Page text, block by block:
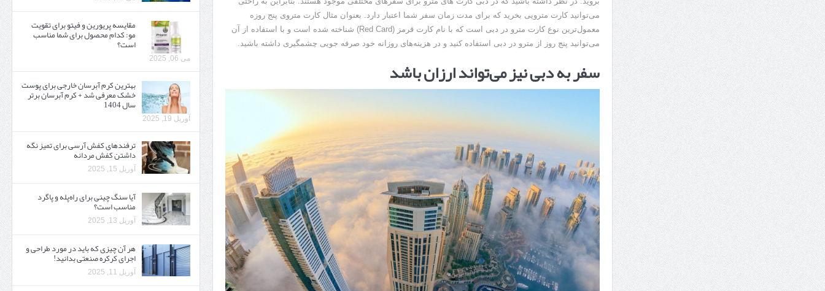
می‌توانید کارت مترویی بخرید که برای مدت زمان سفر شما اعتبار دارد. بعنوان مثال کارت متروی پنج روزه
معمول‌ترین نوع کارت مترو در دبی است که با نام کارت قرمز (Red Card) شناخته شده است و با استفاده از آن
می‌توانید پنج روز از مترو در دبی استفاده کنید و در هزینه‌های روزانه خود صرفه جویی چشمگیری داشته باشید.
سفر به دبی نیز می‌تواند ارزان باشد
مقایسه پریورین و فیتو برای تقویت
مو: کدام محصول برای شما مناسب
است؟
می 06, 2025
بهترین کرم آبرسان خارجی برای پوست
خشک معرفی شد + کرم آبرسان برتر
سال 1404
آوریل 19, 2025
ترفندهای کفش آرسی برای تمیز نگه
داشتن کفش مردانه
آوریل 15, 2025
آیا سنگ چینی برای راه‌پله و پاگرد
مناسب است؟
آوریل 13, 2025
هر آن چیزی که باید در مورد طراحی و
اجرای کرکره صنعتی بدانید!
آوریل 11, 2025